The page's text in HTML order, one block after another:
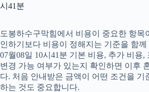
시41분
도봉하수구막힘에서 비용이 중요한 항목
인하기보다 비용이 정해지는 기준을 함께
07월08일 10시41분 기본 비용, 추가 비용,
변경 가능 여부가 있는지 확인하면 이후
다. 처음 안내받은 금액이 어떤 조건을 기
하는 것도 중요합니다.